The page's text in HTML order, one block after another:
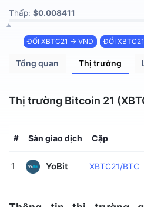
Thấp: $0.008411
ĐỔI XBTC21 → VND ĐỔI
Tổng quan Thị trường
Thị trường Bitcoin 21
# Sàn giao dịch Cặp
1 YoBit XBTC21/BTC